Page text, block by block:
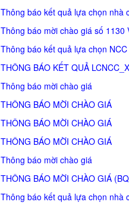
Thông báo kết quả lựa chọn nhà
Thông báo mời chào giá số 1130
Thông báo kết quả lựa chọn NCC
THÔNG BÁO KẾT QUẢ
Thông báo mời chào giá
THÔNG BÁO MỜI CHÀO GIÁ
THÔNG BÁO MỜI CHÀO GIÁ
THÔNG BÁO MỜI CHÀO GIÁ
Thông báo mời chào giá
THÔNG BÁO MỜI CHÀO GIÁ
Thông báo kết quả lựa chọn nhà